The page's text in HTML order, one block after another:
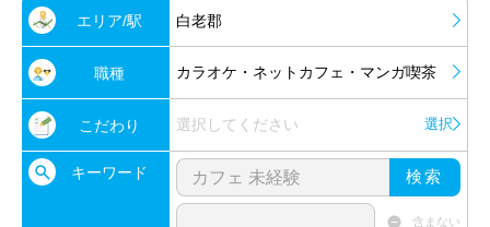
エリア/駅 白老郡
職種 カラオケ・ネットカフェ・マンガ喫茶
こだわり 選択してください 選択
キーワード 検索
含まない